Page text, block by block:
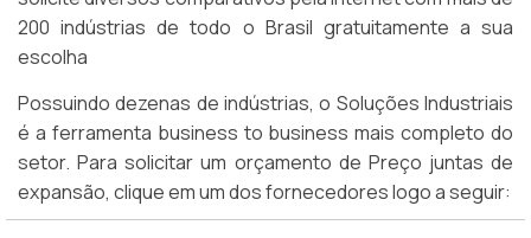
200 indústrias de todo o Brasil gratuitamente a sua
escolha
Possuindo dezenas de indústrias, o Soluções Industriais
é a ferramenta business to business mais completo do
setor. Para solicitar um orçamento de Preço juntas de
expansão, clique em um dos fornecedores logo a seguir: